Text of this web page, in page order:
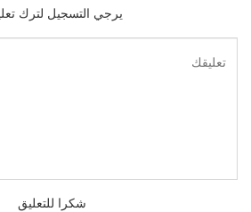
يرجي التسجيل لترك
شكرا للتعليق